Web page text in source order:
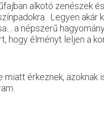
alkotó zenészek
Legyen akár
a népszerű
hogy élményt leljen a
érkeznek, azoknak